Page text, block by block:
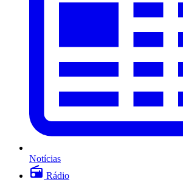
Notícias
Rádio